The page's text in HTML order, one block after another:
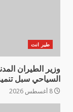
طير انت
وزير الطيران
السياحي سبل